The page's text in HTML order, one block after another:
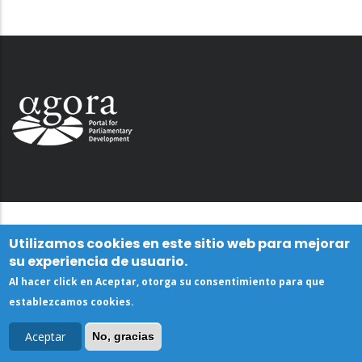
Utilizamos cookies en este sitio web para mejorar
su experiencia de usuario.
Al hacer click en Aceptar, otorga su consentimiento para que
establezcamos cookies.
Aceptar No, gracias